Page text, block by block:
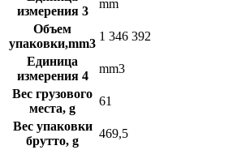
измерения 3
mm
Объем
упаковки,mm3
1 346 392
Единица
измерения 4
mm3
Вес грузового
места, g
61
Вес упаковки
брутто, g
469,5